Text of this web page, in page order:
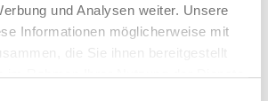
und Analysen weiter. Unsere
Informationen möglicherweise mit
die Sie ihnen bereitgestellt
im Rahmen Ihrer Nutzung der Dienste
direkt per Mail oder
Telefon: